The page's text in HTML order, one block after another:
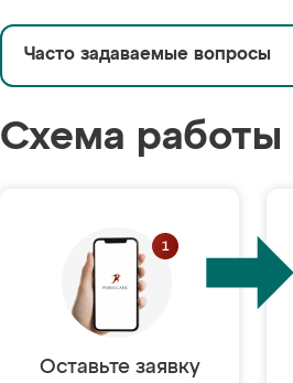
Часто задаваемые вопросы
Схема работы
Оставьте заявку